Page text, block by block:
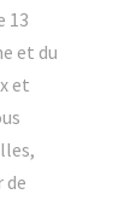
13
et du
et
de